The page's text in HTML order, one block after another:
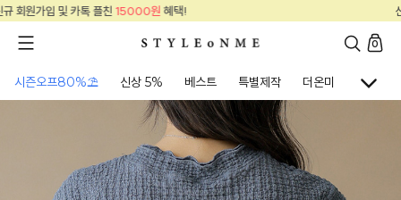
신규 회원가입 및 카톡 플친
0
시즌오프80%⛱ 신상 5% 베스트 특별제작 더온미 골프웨어